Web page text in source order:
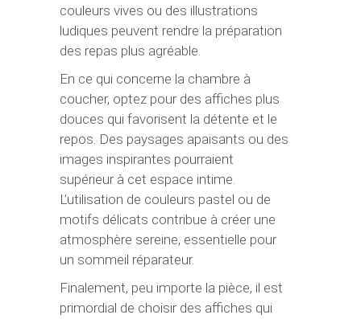
couleurs vives ou des illustrations
ludiques peuvent rendre la préparation
des repas plus agréable.
En ce qui concerne la chambre à
coucher, optez pour des affiches plus
douces qui favorisent la détente et le
repos. Des paysages apaisants ou des
images inspirantes pourraient
supérieur à cet espace intime.
L’utilisation de couleurs pastel ou de
motifs délicats contribue à créer une
atmosphère sereine, essentielle pour
un sommeil réparateur.
Finalement, peu importe la pièce, il est
primordial de choisir des affiches qui